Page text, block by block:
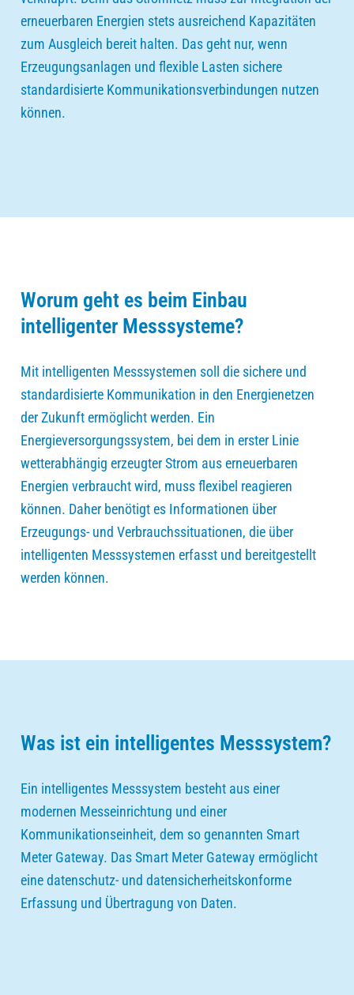
erneuerbaren Energien stets ausreichend Kapazitäten
zum Ausgleich bereit halten. Das geht nur, wenn
Erzeugungsanlagen und flexible Lasten sichere
standardisierte Kommunikationsverbindungen nutzen
können.
Worum geht es beim Einbau
intelligenter Messsysteme?
Mit intelligenten Messsystemen soll die sichere und
standardisierte Kommunikation in den Energienetzen
der Zukunft ermöglicht werden. Ein
Energieversorgungssystem, bei dem in erster Linie
wetterabhängig erzeugter Strom aus erneuerbaren
Energien verbraucht wird, muss flexibel reagieren
können. Daher benötigt es Informationen über
Erzeugungs- und Verbrauchssituationen, die über
intelligenten Messsystemen erfasst und bereitgestellt
werden können.
Was ist ein intelligentes Messsystem?
Ein intelligentes Messsystem besteht aus einer
modernen Messeinrichtung und einer
Kommunikationseinheit, dem so genannten Smart
Meter Gateway. Das Smart Meter Gateway ermöglicht
eine datenschutz- und datensicherheitskonforme
Erfassung und Übertragung von Daten.